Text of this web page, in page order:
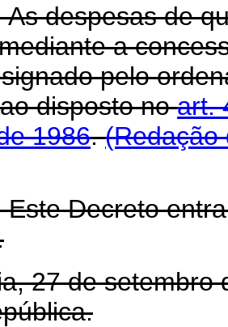
As despesas de
a
pelo
disposto noart.
1986.(Redação
Decreto entra
de setembro